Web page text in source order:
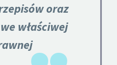
oraz
właściwej